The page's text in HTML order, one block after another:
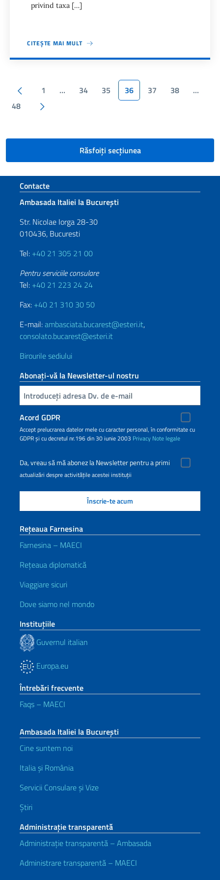
privind taxa […]
CITEȘTE MAI MULT
Paginazione
Pagina precedente
1 … 34 35 36 37 38
…
48
Răsfoiți secțiunea
Footer section
Contacte
Ambasada Italiei la București
Str. Nicolae Iorga 28-30
010436, Bucuresti
Tel: +40 21 305 21 00
Pentru serviciile consulare
Tel: +40 21 223 24 24
Fax: +40 21 310 30 50
E-mail:ambasciata.bucarest@esteri.it,
consolato.bucarest@esteri.it
Birourile sediului
Abonați-vă la Newsletter-ul nostru
Inserisci la tua email
Acord GDPR
Accept prelucrarea datelor mele cu caracter personal, în conformitate cu
GDPR și cu decretul nr.196 din 30 iunie 2003 Privacy Note legale
Da, vreau să mă abonez la Newsletter pentru a primi
actualizări despre activitățile acestei instituții
Rețeaua Farnesina
Farnesina – MAECI
Rețeaua diplomatică
Viaggiare sicuri
Dove siamo nel mondo
Instituţiile
Guvernul italian
Europa.eu
Întrebări frecvente
Faqs – MAECI
Ambasada Italiei la București
Cine suntem noi
Italia și România
Servicii Consulare și Vize
Știri
Administrație transparentă
Administrație transparentă – Ambasada
Administrare transparentă – MAECI